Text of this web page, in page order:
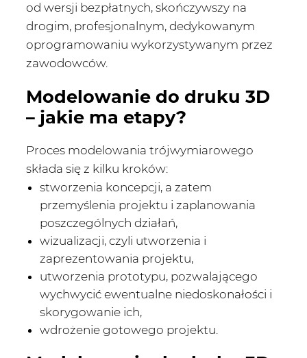
od wersji bezpłatnych, skończywszy na
drogim, profesjonalnym, dedykowanym
oprogramowaniu wykorzystywanym przez
zawodowców.
Modelowanie do druku 3D
– jakie ma etapy?
Proces modelowania trójwymiarowego
składa się z kilku kroków:
stworzenia koncepcji, a zatem
przemyślenia projektu i zaplanowania
poszczególnych działań,
wizualizacji, czyli utworzenia i
zaprezentowania projektu,
utworzenia prototypu, pozwalającego
wychwycić ewentualne niedoskonałości i
skorygowanie ich,
wdrożenie gotowego projektu.